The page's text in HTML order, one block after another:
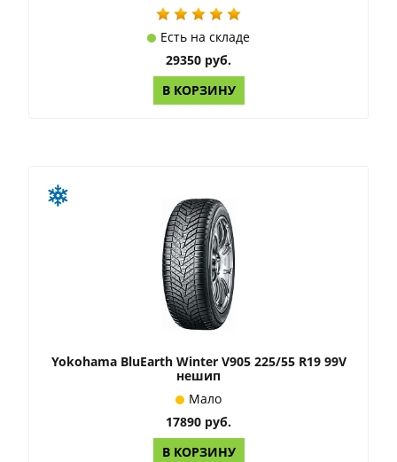
Есть на складе
29350 руб.
В КОРЗИНУ
Yokohama BluEarth Winter V905 225/55 R19 99V
нешип
Мало
17890 руб.
В КОРЗИНУ